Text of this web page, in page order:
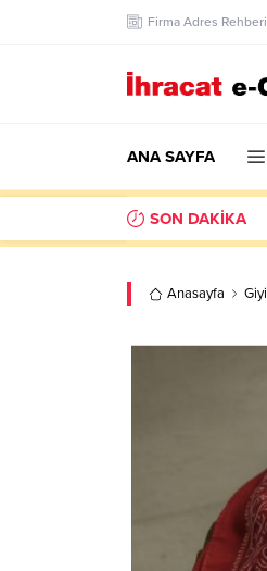
Firma Adres Rehberi
ANA SAYFA
SON DAKİKA
Anasayfa